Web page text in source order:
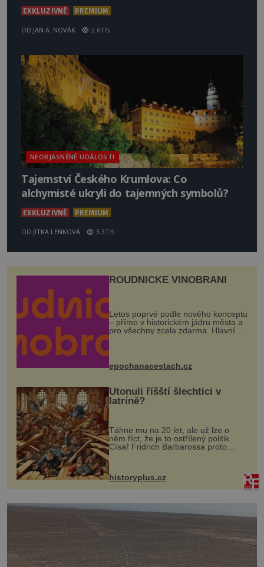
EXKLUZIVNĚ PREMIUM
OD JAN A. NOVÁK 2.6TIS
NEOBJASNĚNÉ UDÁLOSTI
Tajemství Českého Krumlova: Co
alchymisté ukryli do tajemných symbolů?
EXKLUZIVNĚ PREMIUM
OD JITKA LENKOVÁ 3.3TIS
ROUDNICKÉ VINOBRANÍ
Letos poprvé podle nového konceptu
– přímo v historickém jádru města a
pro všechny zcela zdarma. Hlavní
program se odehraje na Karlově a
mohou těšit na víno, burčák, pes...
epochanacestach.cz
Utonuli říšští šlechtici v
latríně?
Táhne mu na 20 let, ale už lze o
něm říct, že je to ostřílený politik.
Císař Fridrich Barbarossa proto
posílá svého syna a dědice Jindřicha
VI. do Erfurtu, aby se stal
prostředníkem při řešení sporu m...
historyplus.cz